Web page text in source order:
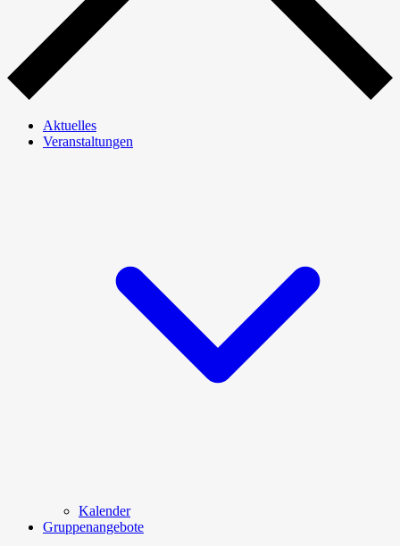
Aktuelles
Veranstaltungen
Kalender
Gruppenangebote